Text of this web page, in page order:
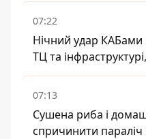
07:22
Нічний удар
ТЦ та
07:13
Сушена риба і
спричинити параліч